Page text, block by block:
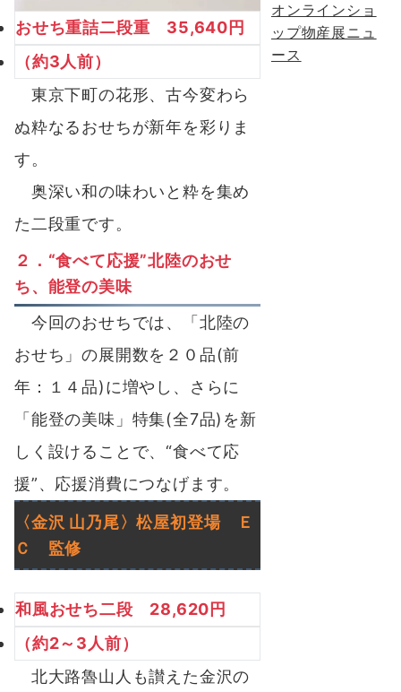
おせち重詰二段重 35,640円
（約3人前）
東京下町の花形、古今変わら
ぬ粋なるおせちが新年を彩りま
す。
奥深い和の味わいと粋を集め
た二段重です。
２．“食べて応援”北陸のおせ
ち、能登の美味
今回のおせちでは、「北陸の
おせち」の展開数を２０品(前
年：１４品)に増やし、さらに
「能登の美味」特集(全7品)を新
しく設けることで、“食べて応
援”、応援消費につなげます。
〈金沢 山乃尾〉松屋初登場
Ｅ
Ｃ
監修
和風おせち二段 28,620円
（約2～3人前）
北大路魯山人も讃えた金沢の
オンラインショ
ップ物産展ニュ
ース